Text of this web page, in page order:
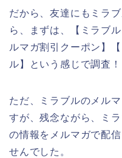
だから、友達にもミラ
ら、まずは、【ミラブ
ルマガ割引クーポン】
ル】という感じで調査！
ただ、ミラブルのメル
すが、残念ながら、ミ
の情報をメルマガで配
せんでした。